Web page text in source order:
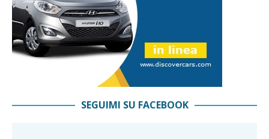
SEGUIMI SU FACEBOOK